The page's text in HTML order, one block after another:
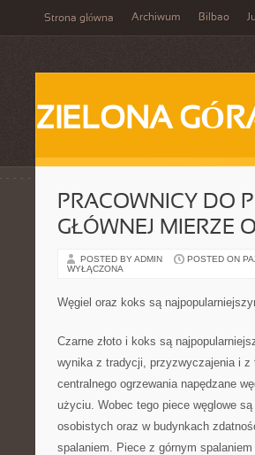
Strona główna Archiwum Bilbao
ZIELONA
PRACOWNICY DO
GŁÓWNEJ MIERZE
POSTED BY ADMIN POSTED ON
WYŁĄCZONA
Węgiel oraz koks są
Czarne złoto i koks są
wynika z tradycji, przyzwyczajenia i z
centralnego ogrzewania napędzane
użyciu. Wobec tego piece węglowe
osobistych oraz w budynkach
spalaniem. Piece z górnym